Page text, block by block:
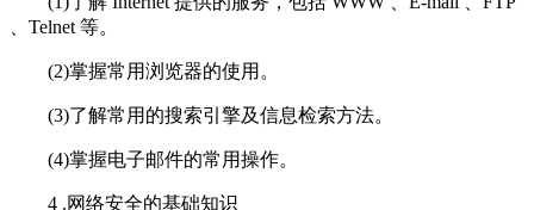
、Telnet 等。
(2)掌握常用浏览器的使用。
(3)了解常用的搜索引擎及信息检索方法。
(4)掌握电子邮件的常用操作。
4 .网络安全的基础知识